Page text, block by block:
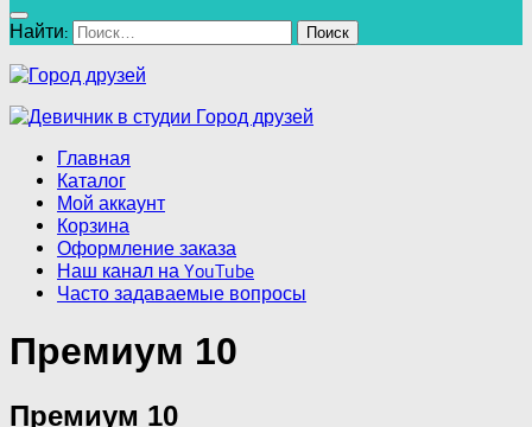
Найти:
Главная
Каталог
Мой аккаунт
Корзина
Оформление заказа
Наш канал на YouTube
Часто задаваемые вопросы
Премиум 10
Премиум 10